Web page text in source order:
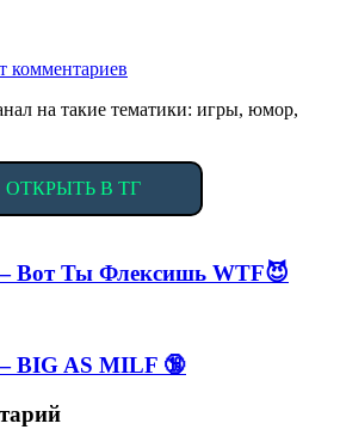
комментариев
на такие тематики: игры, юмор,
ОТКРЫТЬ В ТГ
Вот Ты Флексишь WTF😈
BIG AS MILF 🔞